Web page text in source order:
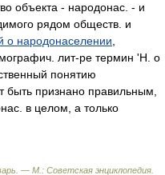
объекта - народонас. - и
рядом обществ. и
о народонаселении
лит-ре термин 'Н. о
понятию
признано правильным,
в целом, а только
— М.: Советская энциклопедия